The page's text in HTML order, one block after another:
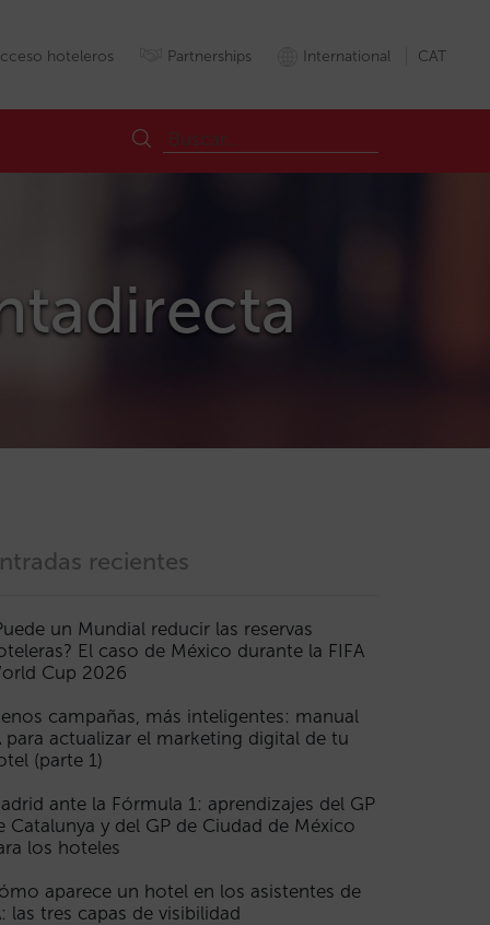
hoteleros Partnerships International CAT
recientes
un Mundial reducir las reservas
El caso de México durante la FIFA
Cup 2026
campañas, más inteligentes: manual
para actualizar el marketing digital de tu
(parte 1)
ante la Fórmula 1: aprendizajes del GP
Catalunya y del GP de Ciudad de México
los hoteles
aparece un hotel en los asistentes de
las tres capas de visibilidad